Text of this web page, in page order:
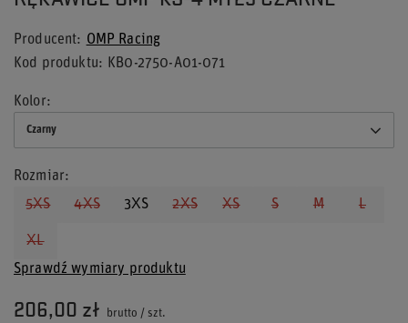
Producent
OMP Racing
Kod produktu
KB0-2750-A01-071
Kolor
Czarny
Rozmiar
5XS
4XS 3XS 2XS XS S M L
XL
Sprawdź wymiary produktu
206,00 zł brutto / szt.